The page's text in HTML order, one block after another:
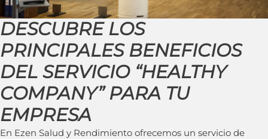
DESCUBRE LOS
PRINCIPALES BENEFICIOS
DEL SERVICIO “HEALTHY
COMPANY” PARA TU
EMPRESA
En Ezen Salud y Rendimiento ofrecemos un servicio de